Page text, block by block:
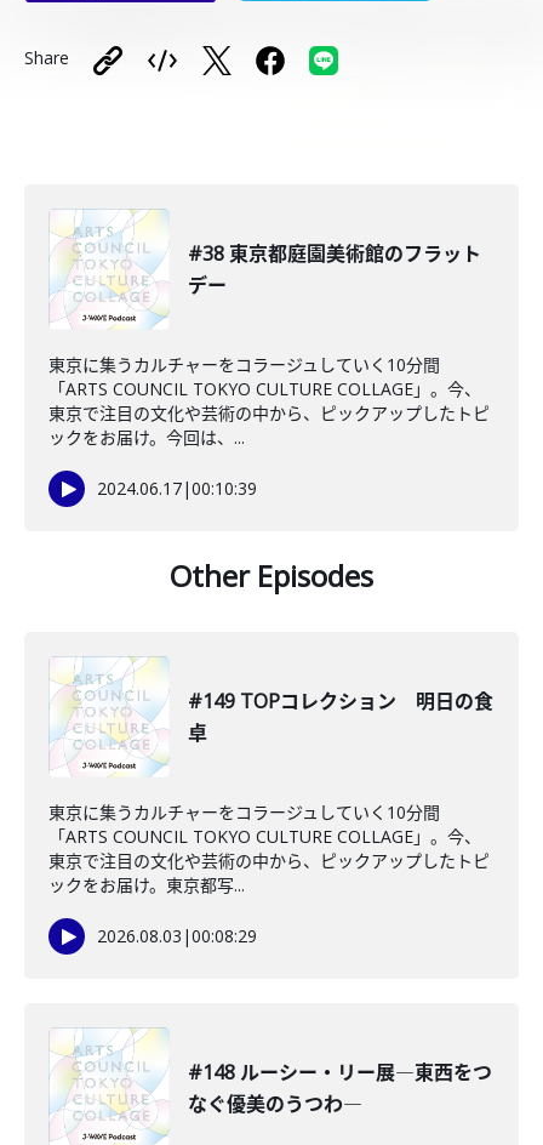
Share
#38 東京都庭園美術館のフラット
デー
東京に集うカルチャーをコラージュしていく10分間
「ARTS COUNCIL TOKYO CULTURE COLLAGE」。今、
東京で注目の文化や芸術の中から、ピックアップしたトピ
ックをお届け。今回は、...
2024.06.17|00:10:39
Other Episodes
#149 TOPコレクション 明日の食
卓
東京に集うカルチャーをコラージュしていく10分間
「ARTS COUNCIL TOKYO CULTURE COLLAGE」。今、
東京で注目の文化や芸術の中から、ピックアップしたトピ
ックをお届け。東京都写...
2026.08.03 |00:08:29
#148 ルーシー・リー展―東西をつ
なぐ優美のうつわ―